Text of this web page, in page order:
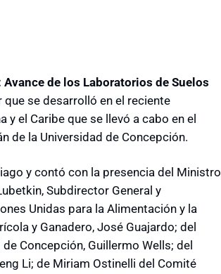
de los Laboratorios de Suelos
se desarrolló en el reciente
el Caribe que se llevó a cabo en el
de la Universidad de Concepción.
y contó con la presencia del Ministro
Subdirector General y
Unidas para la Alimentación y la
y Ganadero, José Guajardo; del
Concepción, Guillermo Wells; del
Li; de Miriam Ostinelli del Comité